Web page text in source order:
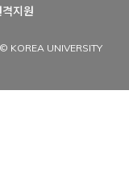
지원
KOREA UNIVERSITY